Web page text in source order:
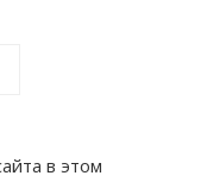
в этом